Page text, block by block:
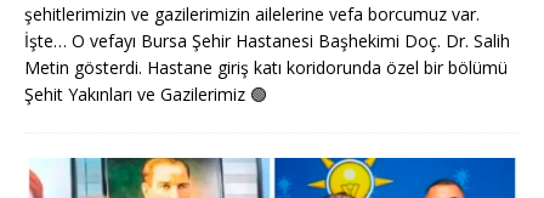
şehitlerimizin ve gazilerimizin ailelerine vefa borcumuz var.
İşte… O vefayı Bursa Şehir Hastanesi Başhekimi Doç. Dr. Salih
Metin gösterdi. Hastane giriş katı koridorunda özel bir bölümü
Şehit Yakınları ve Gazilerimiz 🟢